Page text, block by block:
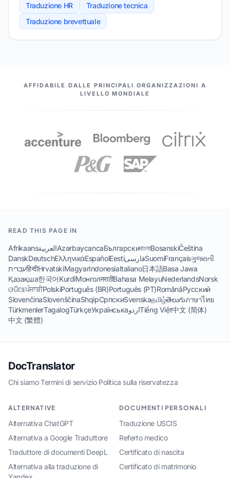
Traduzione HR
Traduzione tecnica
Traduzione brevettuale
I NOSTRI PARTNER
AFFIDABILE DALLE PRINCIPALI ORGANIZZAZIONI A
LIVELLO MONDIALE
READ THIS PAGE IN
AfrikaansالعربيةAzərbaycancaБългарскиবাংলাBosanskiČeština
DanskDeutschΕλληνικάEspañolEestiفارسیSuomiFrançaisગુજરાતી
עבריתहिन्दीHrvatskiMagyarIndonesiaItaliano日本語Basa Jawa
Қазақша한국어KurdîМонголमराठीBahasa MelayuNederlandsNorsk
ଓଡିଆਪੰਜਾਬੀPolskiPortuguês (BR)Português (PT)RomânăРусский
SlovenčinaSlovenščinaShqipСрпскиSvenskaதமிழ்తెలుగుภาษาไทย
TürkmenlerTagalogTürkçeУкраїнськаاردوTiếng Việt中文 (简体)
中文 (繁體)
DocTranslator
Chi siamo·Termini di servizio·Politica sulla riservatezza
ALTERNATIVE
Alternativa ChatGPT
Alternativa a Google Traduttore
Traduttore di documenti DeepL
Alternativa alla traduzione di
DOCUMENTI PERSONALI
Traduzione USCIS
Referto medico
Certificato di nascita
Certificato di matrimonio